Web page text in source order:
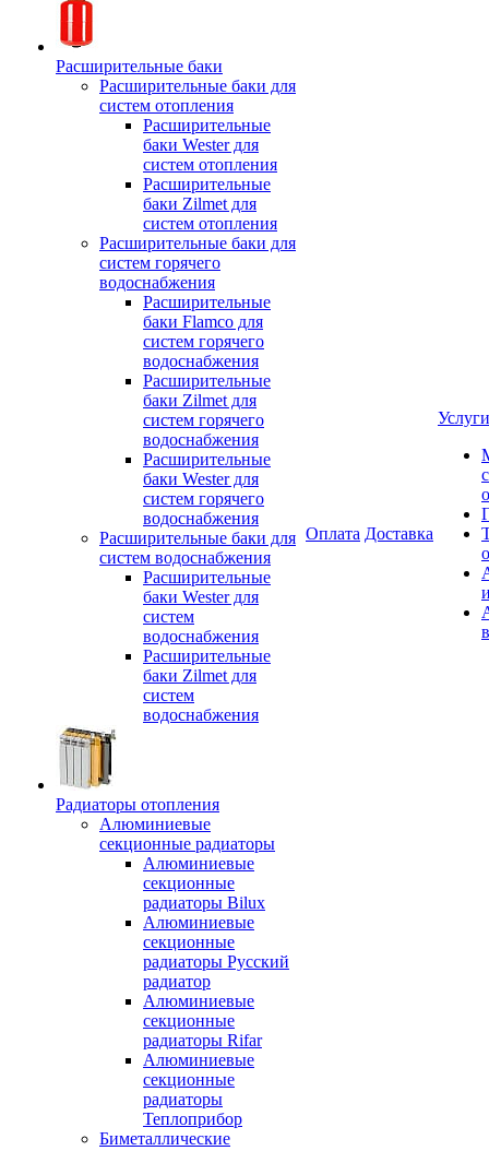
Расширительные баки
Расширительные баки для
систем отопления
Расширительные
баки Wester для
систем отопления
Расширительные
баки Zilmet для
систем отопления
Расширительные баки для
систем горячего
водоснабжения
Расширительные
баки Flamco для
систем горячего
водоснабжения
Расширительные
баки Zilmet для
систем горячего
водоснабжения
Расширительные
баки Wester для
систем горячего
водоснабжения
Расширительные баки для
систем водоснабжения
Расширительные
баки Wester для
систем
водоснабжения
Расширительные
баки Zilmet для
систем
водоснабжения
Радиаторы отопления
Алюминиевые
секционные радиаторы
Алюминиевые
секционные
радиаторы Bilux
Алюминиевые
секционные
радиаторы Русский
радиатор
Алюминиевые
секционные
радиаторы Rifar
Алюминиевые
секционные
радиаторы
Теплоприбор
Биметаллические
Оплата Доставка
Услуги